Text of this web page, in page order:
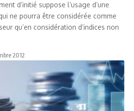
d’initié suppose l’usage d’une
ne pourra être considérée comme
qu’en considération d’indices non
2012